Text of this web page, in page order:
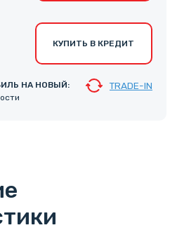
КУПИТЬ В КРЕДИТ
НА НОВЫЙ:
TRADE-IN